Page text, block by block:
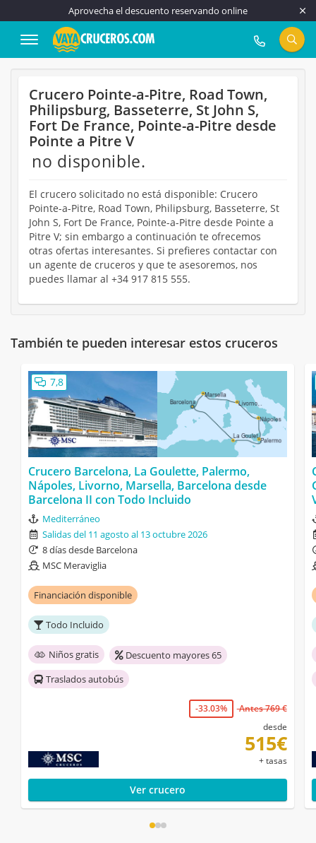
Aprovecha el descuento reservando online
917 815 555
Crucero Pointe-a-Pitre, Road Town,
Philipsburg, Basseterre, St John S,
Fort De France, Pointe-a-Pitre desde
Pointe a Pitre V
no disponible.
El crucero solicitado no está disponible: Crucero
Pointe-a-Pitre, Road Town, Philipsburg, Basseterre, St
John S, Fort De France, Pointe-a-Pitre desde Pointe a
Pitre V; sin embargo a continuación te ofrecemos
otras ofertas interesantes. Si prefieres contactar con
un agente de cruceros y que te asesoremos, nos
puedes llamar al +34 917 815 555.
También te pueden interesar estos cruceros
7,8
Crucero Barcelona, La Goulette, Palermo,
Nápoles, Livorno, Marsella, Barcelona desde
Barcelona II con Todo Incluido
Mediterráneo
Salidas del 11 agosto al 13 octubre 2026
8 días desde Barcelona
MSC Meraviglia
Financiación disponible
Todo Incluido
Niños gratis
Descuento mayores 65
Traslados autobús
-33.03%
Antes 769 €
desde
515€
+ tasas
Ver crucero